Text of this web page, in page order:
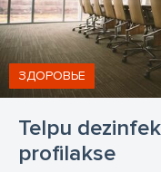
Telpu
profilakse
ЗДОРОВЬЕ